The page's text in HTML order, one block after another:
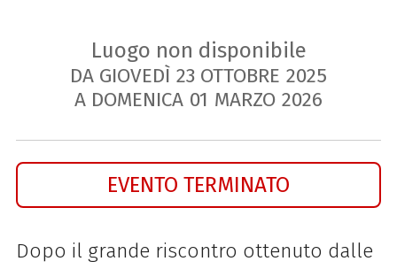
Luogo non disponibile
DA GIOVEDÌ 23 OTTOBRE 2025
A DOMENICA 01 MARZO 2026
EVENTO TERMINATO
Dopo il grande riscontro ottenuto dalle